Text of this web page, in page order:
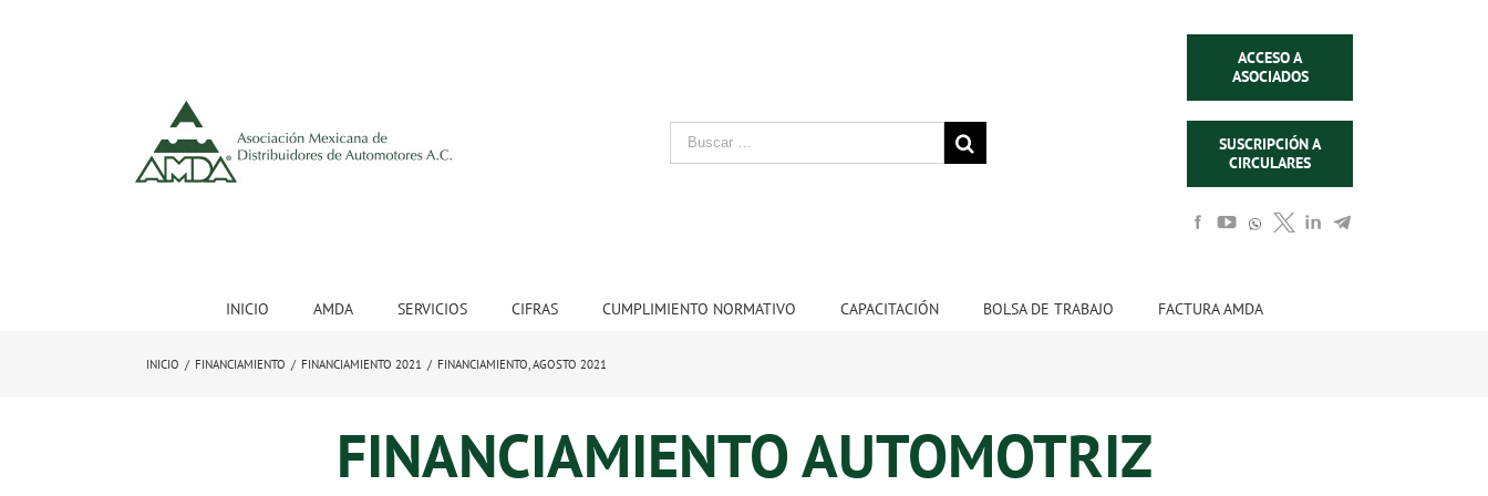
ACCESO A
ASOCIADOS
SUSCRIPCIÓN A
CIRCULARES
INICIO AMDA SERVICIOS CIFRAS CUMPLIMIENTO NORMATIVO CAPACITACIÓN BOLSA DE TRABAJO FACTURA AMDA
INICIO / FINANCIAMIENTO / FINANCIAMIENTO 2021 / FINANCIAMIENTO, AGOSTO 2021
FINANCIAMIENTO AUTOMOTRIZ